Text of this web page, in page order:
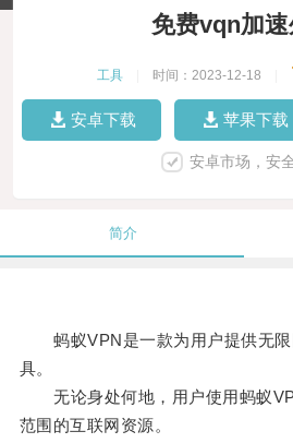
免费vqn加速
工具 时间：2023-12-18
安卓下载 苹果下载
安卓市场，安
简介
蚂蚁VPN是一款为用户提供无限
具。
无论身处何地，用户使用蚂蚁
范围的互联网资源。